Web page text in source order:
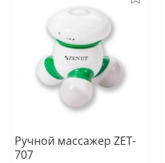
Ручной массажер ZET-
707